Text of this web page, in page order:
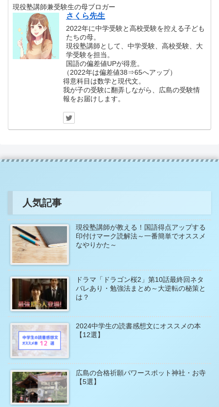
現役塾講師兼受験生の母ブロガー
さくら先生
2022年に中学受験と高校受験を控える子ども
たちの母。
現役塾講師として、中学受験、高校受験、大
学受験を担当。
国語の偏差値UPが得意。
（2022年は偏差値38⇒65へアップ）
得意科目は数学と現代文。
我が子の受験に翻弄しながら、広島の受験情
報をお届けします。
人気記事
現役塾講師が教える！国語得点アップする
印付けマーク読解法～一番簡単でオススメ
なやりかた～
ドラマ「ドラゴン桜2」第10話最終回ネタ
バレあり・勉強法まとめ～大逆転の秘策と
は？
2024中学生の読書感想文にオススメの本
【12選】
広島の合格祈願パワースポット神社・お寺
【5選】